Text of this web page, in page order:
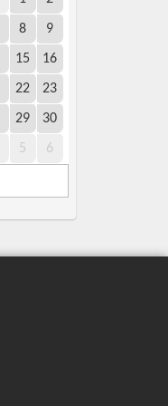
8 9
15 16
22 23
29 30
5 6